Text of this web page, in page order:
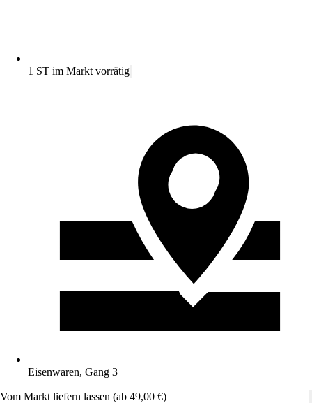
1 ST im Markt vorrätig
Eisenwaren, Gang 3
Vom Markt liefern lassen (ab 49,00 €)